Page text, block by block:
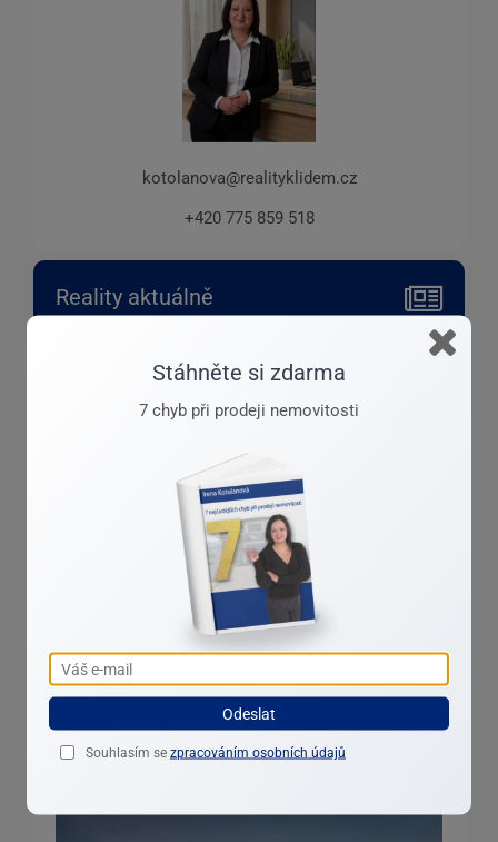
kotolanova@realityklidem.cz
+420 775 859 518
Reality aktuálně
Domov Červeného jelena i elitních právníků
změní majitele. Šporkovský palác je na
prodej
Pražané ho znají hlavně díky restauracím Červený jelen a
SIA a také cukráři Skálovi. Šporkovský palác je ale
především administrativní komplex s jedněmi z
nejdražších kanceláří v Praze. Sídlí zde například elitní
Stáhněte si zdarma
7 chyb při prodeji nemovitosti
Odeslat
Souhlasím se zpracováním osobních údajů